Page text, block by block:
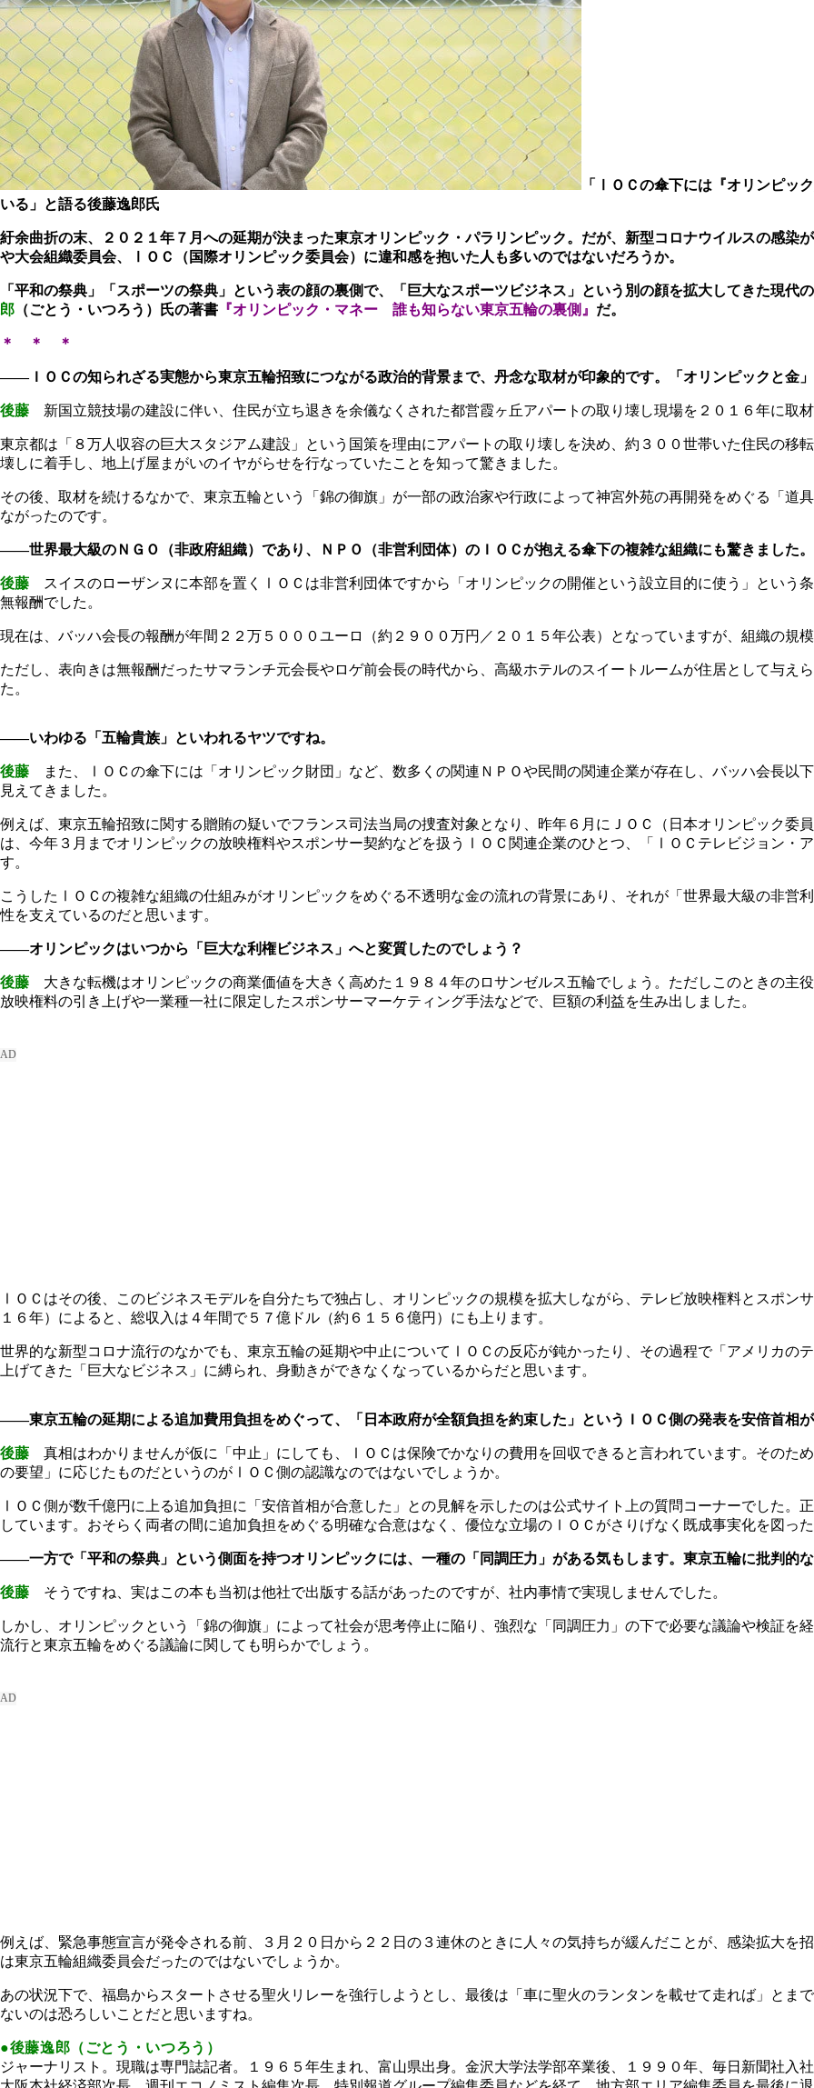
「ⅠＯＣの傘下には『オリンピッ
いる」と語る後藤逸郎氏
紆余曲折の末、２０２１年７月への延期が決まった東京オリンピック・パラリンピック。だが、新型コロナウイルスの感染
や大会組織委員会、ⅠＯＣ（国際オリンピック委員会）に違和感を抱いた人も多いのではないだろうか。
「平和の祭典」「スポーツの祭典」という表の顔の裏側で、「巨大なスポーツビジネス」という別の顔を拡大してきた現代
郎 （ごとう・いつろう）氏の著書 『オリンピック・マネー 誰も知らない東京五輪の裏側』 だ。
＊ ＊ ＊
――ＩＯＣの知られざる実態から東京五輪招致につながる政治的背景まで、丹念な取材が印象的です。「オリンピックと金
後藤 新国立競技場の建設に伴い、住民が立ち退きを余儀なくされた都営霞ヶ丘アパートの取り壊し現場を２０１６年に取
東京都は「８万人収容の巨大スタジアム建設」という国策を理由にアパートの取り壊しを決め、約３００世帯いた住民の移
壊しに着手し、地上げ屋まがいのイヤがらせを行なっていたことを知って驚きました。
その後、取材を続けるなかで、東京五輪という「錦の御旗」が一部の政治家や行政によって神宮外苑の再開発をめぐる「
ながったのです。
――世界最大級のＮＧＯ（非政府組織）であり、ＮＰＯ（非営利団体）のＩＯＣが抱える傘下の複雑な組織にも驚きました。
後藤 スイスのローザンヌに本部を置くⅠＯＣは非営利団体ですから「オリンピックの開催という設立目的に使う」という
無報酬でした。
現在は、バッハ会長の報酬が年間２２万５０００ユーロ（約２９００万円／２０１５年公表）となっていますが、組織の規
ただし、表向きは無報酬だったサマランチ元会長やロゲ前会長の時代から、高級ホテルのスイートルームが住居として与
た。
――いわゆる「五輪貴族」といわれるヤツですね。
後藤 また、ⅠＯＣの傘下には「オリンピック財団」など、数多くの関連ＮＰＯや民間の関連企業が存在し、バッハ会長以
見えてきました。
例えば、東京五輪招致に関する贈賄の疑いでフランス司法当局の捜査対象となり、昨年６月にＪＯＣ（日本オリンピック
は、今年３月までオリンピックの放映権料やスポンサー契約などを扱うⅠＯＣ関連企業のひとつ、「ⅠＯＣテレビジョン・
す。
こうしたⅠＯＣの複雑な組織の仕組みがオリンピックをめぐる不透明な金の流れの背景にあり、それが「世界最大級の非
性を支えているのだと思います。
――オリンピックはいつから「巨大な利権ビジネス」へと変質したのでしょう？
後藤 大きな転機はオリンピックの商業価値を大きく高めた１９８４年のロサンゼルス五輪でしょう。ただしこのときの主
放映権料の引き上げや一業種一社に限定したスポンサーマーケティング手法などで、巨額の利益を生み出しました。
ⅠＯＣはその後、このビジネスモデルを自分たちで独占し、オリンピックの規模を拡大しながら、テレビ放映権料とスポン
１６年）によると、総収入は４年間で５７億ドル（約６１５６億円）にも上ります。
世界的な新型コロナ流行のなかでも、東京五輪の延期や中止についてⅠＯＣの反応が鈍かったり、その過程で「アメリカ
上げてきた「巨大なビジネス」に縛られ、身動きができなくなっているからだと思います。
――東京五輪の延期による追加費用負担をめぐって、「日本政府が全額負担を約束した」というＩＯＣ側の発表を安倍首相
後藤 真相はわかりませんが仮に「中止」にしても、ⅠＯＣは保険でかなりの費用を回収できると言われています。そのた
の要望」に応じたものだというのがⅠＯＣ側の認識なのではないでしょうか。
ⅠＯＣ側が数千億円に上る追加負担に「安倍首相が合意した」との見解を示したのは公式サイト上の質問コーナーでした。
しています。おそらく両者の間に追加負担をめぐる明確な合意はなく、優位な立場のⅠＯＣがさりげなく既成事実化を図っ
――一方で「平和の祭典」という側面を持つオリンピックには、一種の「同調圧力」がある気もします。東京五輪に批判的
後藤 そうですね、実はこの本も当初は他社で出版する話があったのですが、社内事情で実現しませんでした。
しかし、オリンピックという「錦の御旗」によって社会が思考停止に陥り、強烈な「同調圧力」の下で必要な議論や検証を
流行と東京五輪をめぐる議論に関しても明らかでしょう。
例えば、緊急事態宣言が発令される前、３月２０日から２２日の３連休のときに人々の気持ちが緩んだことが、感染拡大を
は東京五輪組織委員会だったのではないでしょうか。
あの状況下で、福島からスタートさせる聖火リレーを強行しようとし、最後は「車に聖火のランタンを載せて走れば」とま
ないのは恐ろしいことだと思いますね。
●後藤逸郎（ごとう・いつろう）
ジャーナリスト。現職は専門誌記者。１９６５年生まれ、富山県出身。金沢大学法学部卒業後、１９９０年、毎日新聞社入